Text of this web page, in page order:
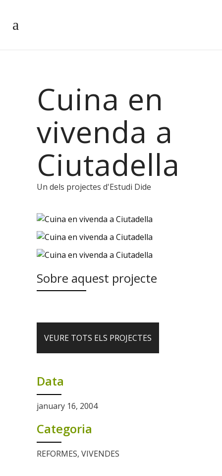
Cuina en
vivenda a
Ciutadella
Un dels projectes d'Estudi Dide
Sobre aquest projecte
VEURE TOTS ELS PROJECTES
Data
january 16, 2004
Categoria
REFORMES, VIVENDES